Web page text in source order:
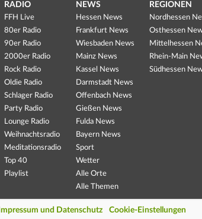
RADIO
FFH Live
80er Radio
90er Radio
2000er Radio
Rock Radio
Oldie Radio
Schlager Radio
Party Radio
Lounge Radio
Weihnachtsradio
Meditationsradio
Top 40
Playlist
NEWS
Hessen News
Frankfurt News
Wiesbaden News
Mainz News
Kassel News
Darmstadt News
Offenbach News
Gießen News
Fulda News
Bayern News
Sport
Wetter
Alle Orte
Alle Themen
REGIONEN
Nordhessen
Osthessen
Mittelhessen
Rhein-Main
Südhessen
Impressum und Datenschutz Cookie-Einstellungen